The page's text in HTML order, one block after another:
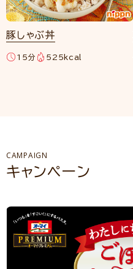
豚しゃぶ丼
15分 525kcal
CAMPAIGN
キャンペーン